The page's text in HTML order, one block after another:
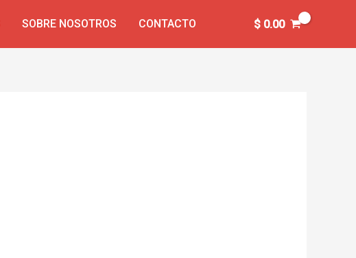
SOBRE NOSOTROS CONTACTO $0.00